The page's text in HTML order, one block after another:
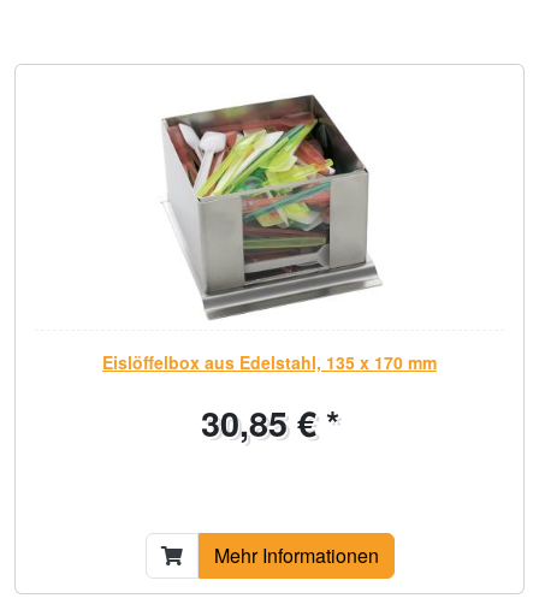
Eislöffelbox aus Edelstahl, 135 x 170 mm
30,85 € *
Mehr Informationen